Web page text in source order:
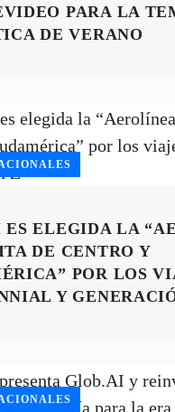
PARA LA
DE VERANO
ES ELEGIDA LA
DE CENTRO Y
POR LOS
Y